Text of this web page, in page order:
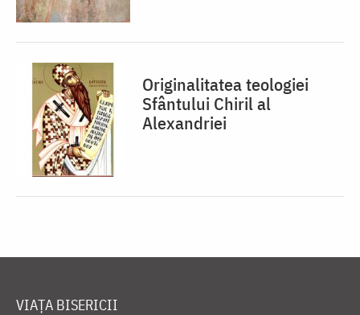
Originalitatea teologiei
Sfântului Chiril al
Alexandriei
VIAȚA BISERICII